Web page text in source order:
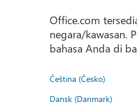
Office.com
negara/kawasan.
bahasa Anda di
Čeština (Česko)
Dansk (Danmark)